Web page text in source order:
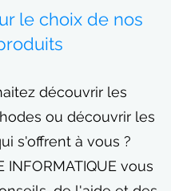
le choix de nos
découvrir les
ou découvrir les
s'offrent à vous ?
INFORMATIQUE vous